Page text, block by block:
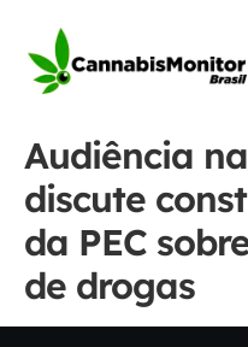
Audiência
discute
da PEC
de drogas